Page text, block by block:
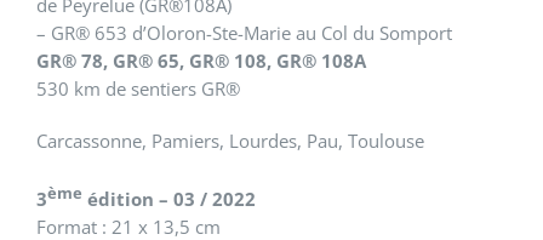
– GR® 653 d’Oloron-Ste-Marie au Col du Somport
GR® 78, GR® 65, GR® 108, GR® 108A
530 km de sentiers GR®
Carcassonne, Pamiers, Lourdes, Pau, Toulouse
3ème édition – 03 / 2022
Format : 21 x 13,5 cm